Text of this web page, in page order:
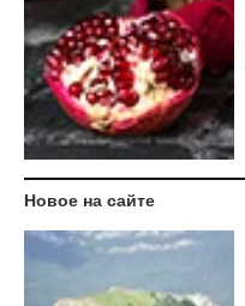
Новое на сайте